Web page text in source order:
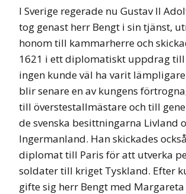
I Sverige regerade nu Gustav II
tog genast herr Bengt i sin tjänst,
honom till kammarherre och
1621 i ett diplomatiskt uppdrag till
ingen kunde väl ha varit
blir senare en av kungens
till överstestallmästare och till
de svenska besittningarna Livland
Ingermanland. Han skickades
diplomat till Paris för att utverka
soldater till kriget Tyskland. Efter
gifte sig herr Bengt med Margareta